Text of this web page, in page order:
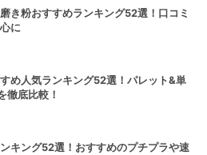
き粉おすすめランキング52選！口コミ
に
め人気ランキング52選！パレット&単
徹底比較！
キング52選！おすすめのプチプラや速